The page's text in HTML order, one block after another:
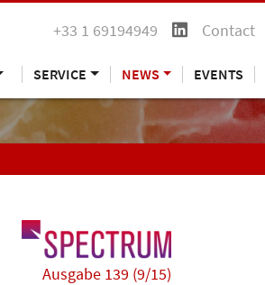
+33 1 69194949 Contact
SERVICE NEWS EVENTS
Ausgabe 139 (9/15)